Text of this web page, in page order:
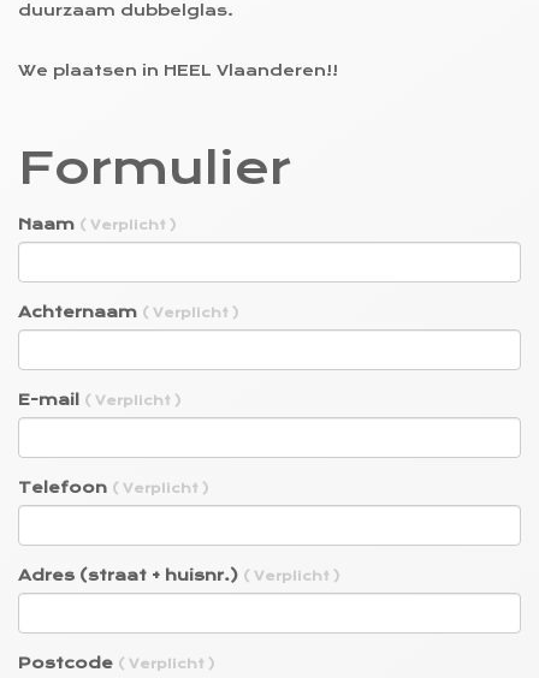
duurzaam dubbelglas.
We plaatsen in HEEL Vlaanderen!!
Formulier
Naam ( Verplicht )
Achternaam ( Verplicht )
E-mail ( Verplicht )
Telefoon ( Verplicht )
Adres (straat + huisnr.) ( Verplicht )
Postcode ( Verplicht )